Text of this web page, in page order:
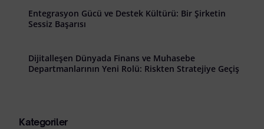
Entegrasyon Gücü ve Destek Kültürü: Bir Şirketin
Sessiz Başarısı
Dijitalleşen Dünyada Finans ve Muhasebe
Departmanlarının Yeni Rolü: Riskten Stratejiye Geçiş
Kategoriler